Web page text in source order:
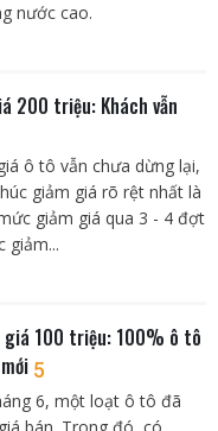
nước cao.
200 triệu: Khách vẫn
ô tô vẫn chưa dừng lại,
giảm giá rõ rệt nhất là
giảm giá qua 3 - 4 đợt
giảm...
giá 100 triệu: 100% ô tô
5
6, một loạt ô tô đã
bán. Trong đó, có